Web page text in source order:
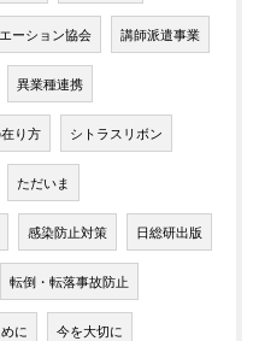
ーション協会 講師派遣事業
異業種連携
り方 シトラスリボン
ただいま
感染防止対策 日総研出版
転倒・転落事故防止
に 今を大切に